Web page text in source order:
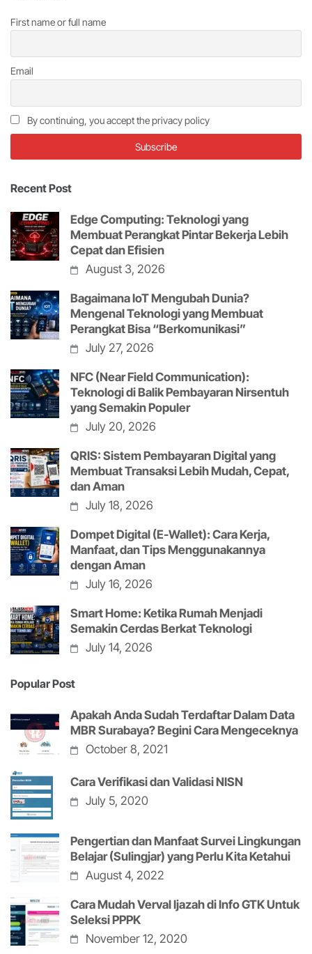
First name or full name
Email
By continuing, you accept the privacy policy
Recent Post
Edge Computing: Teknologi yang
Membuat Perangkat Pintar Bekerja Lebih
Cepat dan Efisien
August 3, 2026
Bagaimana IoT Mengubah Dunia?
Mengenal Teknologi yang Membuat
Perangkat Bisa “Berkomunikasi”
July 27, 2026
NFC (Near Field Communication):
Teknologi di Balik Pembayaran Nirsentuh
yang Semakin Populer
July 20, 2026
QRIS: Sistem Pembayaran Digital yang
Membuat Transaksi Lebih Mudah, Cepat,
dan Aman
July 18, 2026
Dompet Digital (E-Wallet): Cara Kerja,
Manfaat, dan Tips Menggunakannya
dengan Aman
July 16, 2026
Smart Home: Ketika Rumah Menjadi
Semakin Cerdas Berkat Teknologi
July 14, 2026
Popular Post
Apakah Anda Sudah Terdaftar Dalam Data
MBR Surabaya? Begini Cara Mengeceknya
October 8, 2021
Cara Verifikasi dan Validasi NISN
July 5, 2020
Pengertian dan Manfaat Survei Lingkungan
Belajar (Sulingjar) yang Perlu Kita Ketahui
August 4, 2022
Cara Mudah Verval Ijazah di Info GTK Untuk
Seleksi PPPK
November 12, 2020